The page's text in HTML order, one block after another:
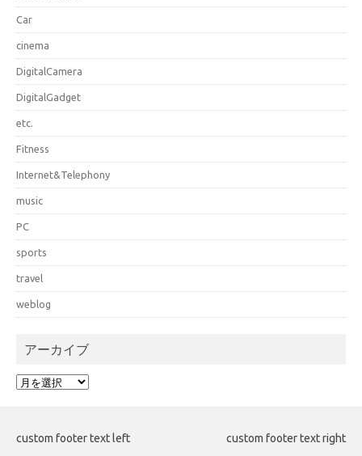
Car
cinema
DigitalCamera
DigitalGadget
etc.
Fitness
Internet&Telephony
music
PC
sports
travel
weblog
アーカイブ
ア
ブ
custom footer text left custom footer text right